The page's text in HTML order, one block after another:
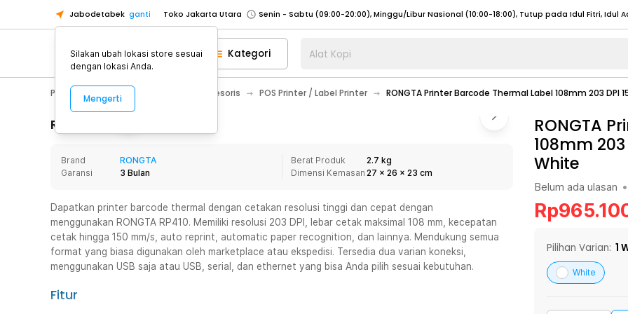
Jabodetabek ganti Toko Jakarta Utara
Toko Tangerang
Toko Cikupa
Pick n Go Jakarta Barat
Senin - Jumat (07:00 - 20:00), Sabtu - Minggu (08:00 - 20:00), Tutup pada Idul Fitri
Pick n Go Bekasi
Senin - Jumat (08:00 - 20:00), Sabtu - Minggu/ Libur Nasional (08:00 - 17:00) Selengkapnya
Senin - Jumat (08:00 - 20:00), Sabtu - Minggu/ Libur Nasional (08:00 - 17:00) Selengkapnya
Senin - Sabtu (09:00-20:00), Minggu/Libur Nasional (12:00-20:00), Tutup pada Idul Fitri
Senin - Sabtu (09:00-20:00), Minggu/Libur Nasional (12:00-20:00), Tutup pada Idul Fitri
Toko Tangerang
Toko Cikupa
Pick n Go Jakarta Barat
Senin - Jumat (07:00 - 20:00), Sabtu - Minggu (08:00 - 20:00), Tutup pada Idul Fitri
Pick n Go Bekasi
Senin - Jumat (08:00 - 20:00), Sabtu - Minggu/ Libur Nasional (08:00 - 17:00) Selengkapnya
Kategori Alat Kopi
PC & Laptop Printer, Scanner & Aksesoris POS Printer / Label Printer RONGTA Printer Barcode Thermal Label 108mm 203 DPI
Rincian Produk
Brand
RONGTA
Garansi
3 Bulan
Berat Produk
2.7 kg
Dimensi Kemasan 27 x 26 x 23 cm
Dapatkan printer barcode thermal dengan cetakan resolusi tinggi dan cepat dengan
menggunakan RONGTA RP410. Memiliki resolusi 203 DPI, lebar cetak maksimal 108 mm, kecepatan
cetak hingga 150 mm/s, auto reprint, automatic paper recognition, dan lainnya. Mendukung semua
format yang biasa digunakan oleh marketplace atau ekspedisi. Tersedia dua varian koneksi,
menggunakan USB saja atau USB, serial, dan ethernet yang bisa Anda pilih sesuai kebutuhan.
Fitur
RONGTA
108mm
White
Belum ada ulasan •
Rp
Pilihan Varian: 1
White
Silakan ubah lokasi store sesuai
dengan lokasi Anda.
Mengerti